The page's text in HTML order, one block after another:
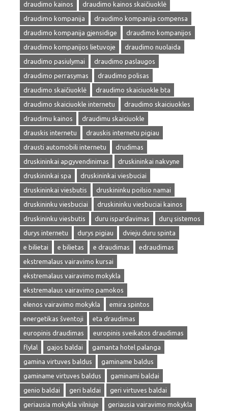
draudimo kainos
draudimo kainos skaičiuoklė
draudimo kompanija
draudimo kompanija compensa
draudimo kompanija gjensidige
draudimo kompanijos
draudimo kompanijos lietuvoje
draudimo nuolaida
draudimo pasiulymai
draudimo paslaugos
draudimo perrasymas
draudimo polisas
draudimo skaičiuoklė
draudimo skaiciuokle bta
draudimo skaiciuokle internetu
draudimo skaiciuokles
draudimu kainos
draudimu skaiciuokle
drauskis internetu
drauskis internetu pigiau
drausti automobili internetu
drudimas
druskininkai apgyvendinimas
druskininkai nakvyne
druskininkai spa
druskininkai viesbuciai
druskininkai viesbutis
druskininku poilsio namai
druskininku viesbuciai
druskininku viesbuciai kainos
druskininku viesbutis
duru ispardavimas
durų sistemos
durys internetu
durys pigiau
dvieju duru spinta
e bilietai
e bilietas e draudimas
edraudimas
ekstremalaus vairavimo kursai
ekstremalaus vairavimo mokykla
ekstremalaus vairavimo pamokos
elenos vairavimo mokykla
emira spintos
energetikas šventoji
eta draudimas
europinis draudimas
europinis sveikatos draudimas
flylal
gajos baldai
gamanta hotel palanga
gamina virtuves baldus
gaminame baldus
gaminame virtuves baldus
gaminami baldai
genio baldai
geri baldai
geri virtuves baldai
geriausia mokykla vilniuje
geriausia vairavimo mokykla